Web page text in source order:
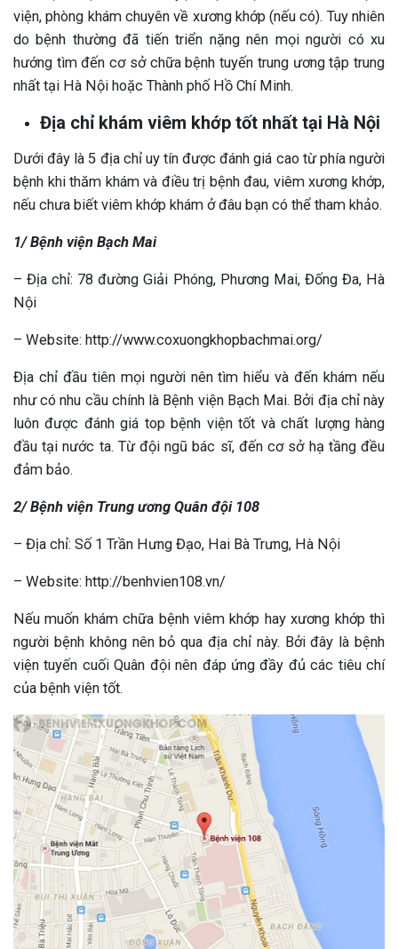
viện, phòng khám chuyên về xương khớp (nếu có). Tuy nhiên
do bệnh thường đã tiến triển nặng nên mọi người có xu
hướng tìm đến cơ sở chữa bệnh tuyến trung ương tập trung
nhất tại Hà Nội hoặc Thành phố Hồ Chí Minh.
Địa chỉ khám viêm khớp tốt nhất tại Hà Nội
Dưới đây là 5 địa chỉ uy tín được đánh giá cao từ phía người
bệnh khi thăm khám và điều trị bệnh đau, viêm xương khớp,
nếu chưa biết viêm khớp khám ở đâu bạn có thể tham khảo.
1/ Bệnh viện Bạch Mai
– Địa chỉ: 78 đường Giải Phóng, Phương Mai, Đống Đa, Hà
Nội
– Website: http://www.coxuongkhopbachmai.org/
Địa chỉ đầu tiên mọi người nên tìm hiểu và đến khám nếu
như có nhu cầu chính là Bệnh viện Bạch Mai. Bởi địa chỉ này
luôn được đánh giá top bệnh viện tốt và chất lượng hàng
đầu tại nước ta. Từ đội ngũ bác sĩ, đến cơ sở hạ tầng đều
đảm bảo.
2/ Bệnh viện Trung ương Quân đội 108
– Địa chỉ: Số 1 Trần Hưng Đạo, Hai Bà Trưng, Hà Nội
– Website: http://benhvien108.vn/
Nếu muốn khám chữa bệnh viêm khớp hay xương khớp thì
người bệnh không nên bỏ qua địa chỉ này. Bởi đây là bệnh
viện tuyến cuối Quân đội nên đáp ứng đầy đủ các tiêu chí
của bệnh viện tốt.